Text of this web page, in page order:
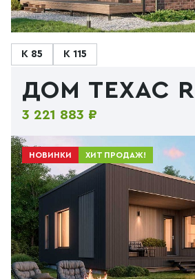
К 85 К 115
ДОМ ТЕХАС R
3 221 883 ₽
НОВИНКИ ХИТ ПРОДАЖ!